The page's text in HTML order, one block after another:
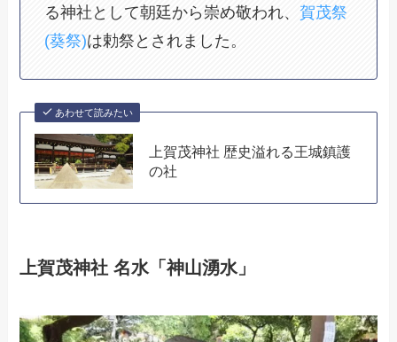
る神社として朝廷から崇め敬われ、 賀茂祭
(葵祭)は勅祭とされました。
あわせて読みたい
上賀茂神社 歴史溢れる王城鎮護
の社
上賀茂神社 名水「神山湧水」